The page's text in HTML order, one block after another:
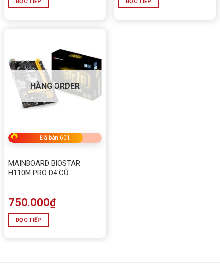
ĐỌC TIẾP ĐỌC TIẾP
HÀNG ORDER
Đã bán 601
MAINBOARD BIOSTAR
H110M PRO D4 CŨ
750.000₫
ĐỌC TIẾP